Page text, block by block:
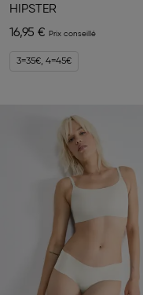
HIPSTER
16,95 €
3=35€, 4=45€